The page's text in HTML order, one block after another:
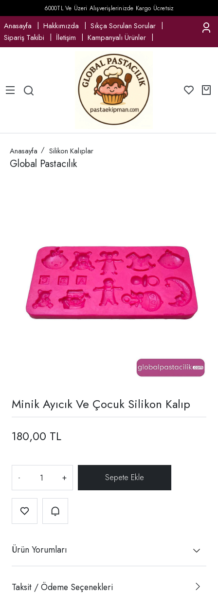
6000TL Ve Üzeri Alışverişlerinizde Kargo Ücretsiz
Anasayfa Hakkımızda
Sıkça Sorulan Sorular
Sipariş Takibi
İletişim Kampanyalı Ürünler
Anasayfa Silikon Kalıplar
Global Pastacılık
Minik Ayıcık Ve Çocuk Silikon Kalıp
180,00 TL
- +
Ürün Yorumları
Taksit / Ödeme Seçenekleri